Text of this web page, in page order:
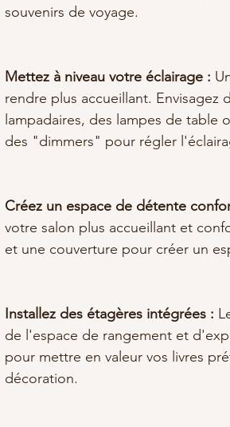
souvenirs de voyage.
Mettez à niveau votre éclairage :
rendre plus accueillant. Envisagez
lampadaires, des lampes de table
des "dimmers" pour régler
Créez un espace de détente
votre salon plus accueillant et
et une couverture pour créer un
Installez des étagères intégrées :
de l'espace de rangement et
pour mettre en valeur vos livres
décoration.